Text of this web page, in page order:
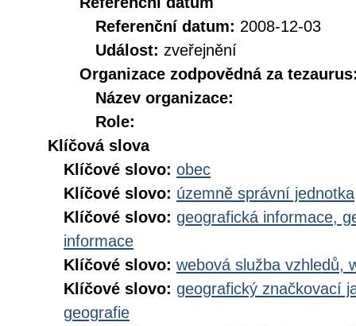
Referenční datum: 2008-12-03
Událost: zveřejnění
Organizace zodpovědná za
Název organizace:
Role:
Klíčová slova
Klíčové slovo: obec
Klíčové slovo: územně správní jednotka
Klíčové slovo: geografická informace,
informace
Klíčové slovo: webová služba vzhledů,
Klíčové slovo: geografický značkovací
geografie